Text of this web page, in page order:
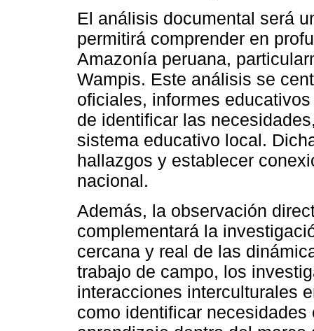
El análisis documental será
permitirá comprender en
Amazonía peruana,
Wampis. Este análisis se
oficiales, informes
de identificar las
sistema educativo local.
hallazgos y establecer
nacional.
Además, la observación
complementará la
cercana y real de las
trabajo de campo, los
interacciones interculturales
como identificar